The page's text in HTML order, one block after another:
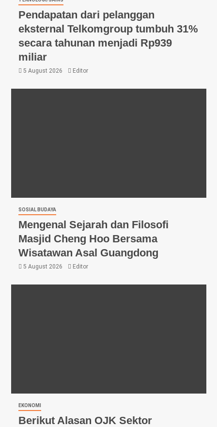
Pendapatan dari pelanggan
eksternal Telkomgroup tumbuh 31%
secara tahunan menjadi Rp939
miliar
5 August 2026 Editor
SOSIAL BUDAYA
Mengenal Sejarah dan Filosofi
Masjid Cheng Hoo Bersama
Wisatawan Asal Guangdong
5 August 2026 Editor
EKONOMI
Berikut Alasan OJK Sektor